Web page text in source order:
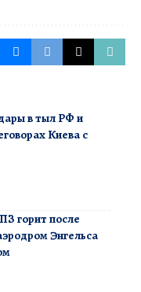
в тыл РФ и
Киева с
горит после
Энгельса